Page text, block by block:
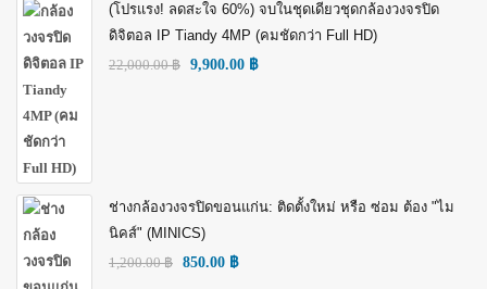
(โปรแรง! ลดสะใจ 60%) จบในชุดเดียวชุดกล้องวงจรปิด
ดิจิตอล IP Tiandy 4MP (คมชัดกว่า Full HD)
22,000.00฿ 9,900.00 ฿
ช่างกล้องวงจรปิดขอนแก่น: ติดตั้งใหม่ หรือ ซ่อม ต้อง "ไม
นิคส์" (MINICS)
1,200.00฿ 850.00 ฿